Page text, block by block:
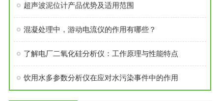
超声波泥位计产品优势及适用范围
混凝处理中，游动电流仪的作用有哪些？
了解电厂二氧化硅分析仪：工作原理与性能特点
饮用水多参数分析仪在应对水污染事件中的作用